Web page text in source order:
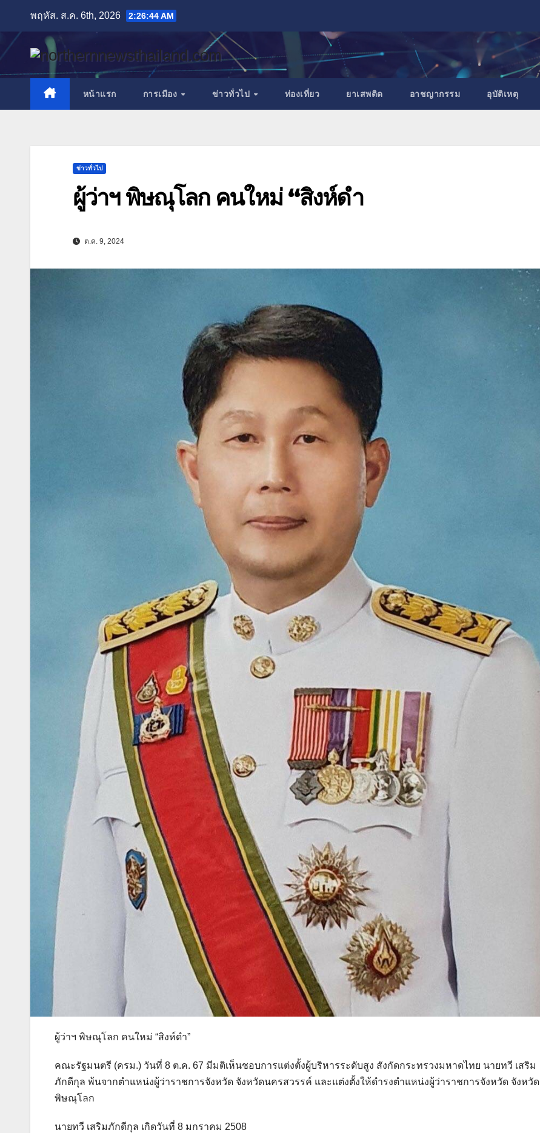
content
พฤหัส. ส.ค. 6th, 2026 2:26:46 AM
หน้าแรก การเมือง ข่าวทั่วไป ท่องเที่ยว ยาเสพติด อาชญากรรม อุบัติเหตุ
ข่าวทั่วไป
ผู้ว่าฯ พิษณุโลก คนใหม่ “สิงห์ดำ
ต.ค. 9, 2024
ผู้ว่าฯ พิษณุโลก คนใหม่ “สิงห์ดำ”
คณะรัฐมนตรี (ครม.) วันที่ 8 ต.ค. 67 มีมติเห็นชอบการแต่งตั้งผู้บริหารระดับสูง สังกัดกระทรวงมหาดไทย นายทวี เสริม
ภักดีกุล พ้นจากตำแหน่งผู้ว่าราชการจังหวัด จังหวัดนครสวรรค์ และแต่งตั้งให้ดำรงตำแหน่งผู้ว่าราชการจังหวัด จังหวัด
พิษณุโลก
นายทวี เสริมภักดีกุล เกิดวันที่ 8 มกราคม 2508